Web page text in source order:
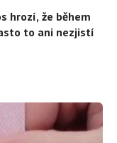
hrozí, že během
to ani nezjistí